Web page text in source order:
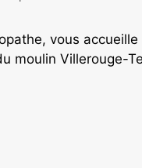
vous
moulin Villerouge-